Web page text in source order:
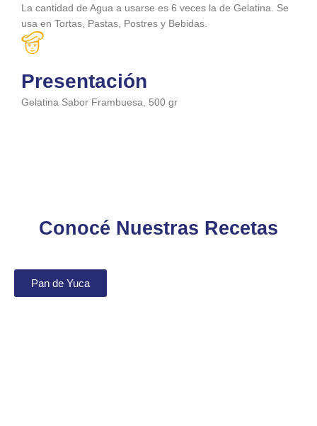
La cantidad de Agua a usarse es 6 veces la de Gelatina. Se
usa en Tortas, Pastas, Postres y Bebidas.
Presentación
Gelatina Sabor Frambuesa, 500 gr
Conocé Nuestras Recetas
Pan de Yuca